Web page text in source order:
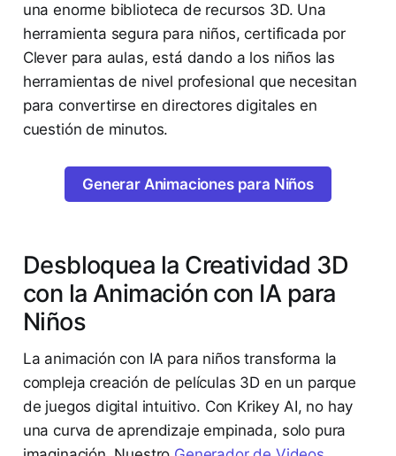
una enorme biblioteca de recursos 3D. Una
herramienta segura para niños, certificada por
Clever para aulas, está dando a los niños las
herramientas de nivel profesional que necesitan
para convertirse en directores digitales en
cuestión de minutos.
Generar Animaciones para Niños
Desbloquea la Creatividad 3D
con la Animación con IA para
Niños
La animación con IA para niños transforma la
compleja creación de películas 3D en un parque
de juegos digital intuitivo. Con Krikey AI, no hay
una curva de aprendizaje empinada, solo pura